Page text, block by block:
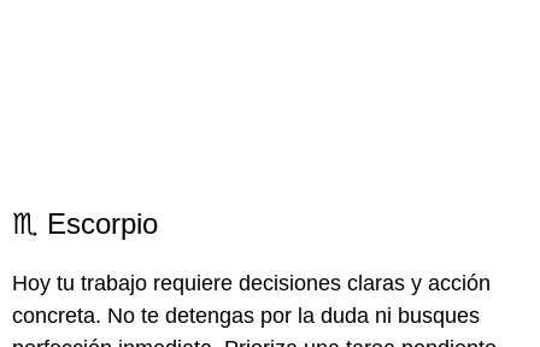
♏ Escorpio
Hoy tu trabajo requiere decisiones claras y acción
concreta. No te detengas por la duda ni busques